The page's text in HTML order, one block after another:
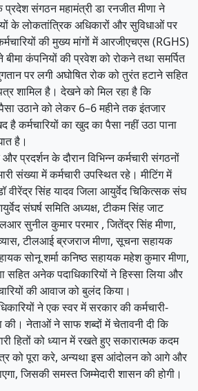
संगठन महामंत्री डा रनजीत मीणा ने
के लोकतांत्रिक अधिकारों और सुविधाओं पर
की मुख्य मांगों में आरजीएचएस (RGHS)
कंपनियों की प्रवेश को रोकने तथा समर्पित
पर लगी अघोषित रोक को तुरंत हटाने सहित
शामिल है। देखने को मिल रहा है कि
पैसा उठाने को लेकर 6–6 महीने तक इंतजार
कर्मचारियों का खुद का पैसा नहीं उठा पाना
है।
प्रदर्शन के दौरान विभिन्न कर्मचारी संगठनों
संख्या में कर्मचारी उपस्थित रहे। मीटिंग में
वीरेंद्र सिंह यादव जिला आयुर्वेद चिकित्सक संघ
संघर्ष समिति अध्यक्ष, टीकम सिंह जाट
सुनील कुमार परमार , जितेंद्र सिंह मीणा,
टीलआई ब्रजराज मीणा, सूचना सहायक
सोनू शर्मा कनिष्ठ सहायक महेश कुमार मीणा,
अनेक पदाधिकारियों ने हिस्सा लिया और
की आवाज को बुलंद किया।
ने एक स्वर में सरकार की कर्मचारी-
की। नेताओं ने साफ शब्दों में चेतावनी दी कि
हितों को ध्यान में रखते हुए सकारात्मक कदम
को पूरा करे, अन्यथा इस आंदोलन को आगे और
जिसकी समस्त जिम्मेदारी शासन की होगी।